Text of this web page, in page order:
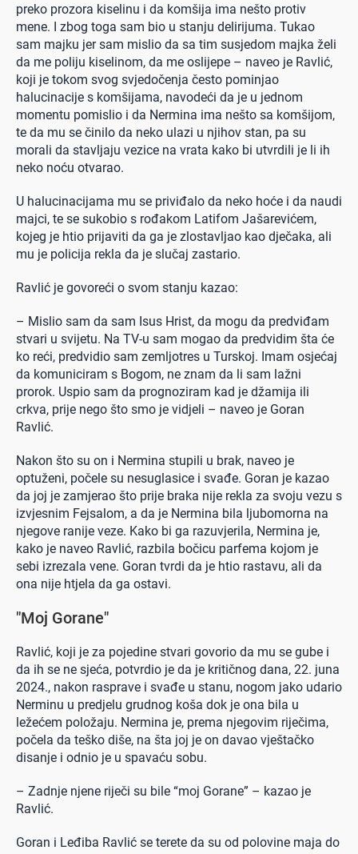
preko prozora kiselinu i da komšija ima nešto protiv
mene. I zbog toga sam bio u stanju delirijuma. Tukao
sam majku jer sam mislio da sa tim susjedom majka želi
da me poliju kiselinom, da me oslijepe – naveo je Ravlić,
koji je tokom svog svjedočenja često pominjao
halucinacije s komšijama, navodeći da je u jednom
momentu pomislio i da Nermina ima nešto sa komšijom,
te da mu se činilo da neko ulazi u njihov stan, pa su
morali da stavljaju vezice na vrata kako bi utvrdili je li ih
neko noću otvarao.
U halucinacijama mu se priviđalo da neko hoće i da naudi
majci, te se sukobio s rođakom Latifom Jašarevićem,
kojeg je htio prijaviti da ga je zlostavljao kao dječaka, ali
mu je policija rekla da je slučaj zastario.
Ravlić je govoreći o svom stanju kazao:
– Mislio sam da sam Isus Hrist, da mogu da predviđam
stvari u svijetu. Na TV-u sam mogao da predvidim šta će
ko reći, predvidio sam zemljotres u Turskoj. Imam osjećaj
da komuniciram s Bogom, ne znam da li sam lažni
prorok. Uspio sam da prognoziram kad je džamija ili
crkva, prije nego što smo je vidjeli – naveo je Goran
Ravlić.
Nakon što su on i Nermina stupili u brak, naveo je
optuženi, počele su nesuglasice i svađe. Goran je kazao
da joj je zamjerao što prije braka nije rekla za svoju vezu s
izvjesnim Fejsalom, a da je Nermina bila ljubomorna na
njegove ranije veze. Kako bi ga razuvjerila, Nermina je,
kako je naveo Ravlić, razbila bočicu parfema kojom je
sebi izrezala vene. Goran tvrdi da je htio rastavu, ali da
ona nije htjela da ga ostavi.
"Moj Gorane"
Ravlić, koji je za pojedine stvari govorio da mu se gube i
da ih se ne sjeća, potvrdio je da je kritičnog dana, 22. juna
2024., nakon rasprave i svađe u stanu, nogom jako udario
Nerminu u predjelu grudnog koša dok je ona bila u
ležećem položaju. Nermina je, prema njegovim riječima,
počela da teško diše, na šta joj je on davao vještačko
disanje i odnio je u spavaću sobu.
– Zadnje njene riječi su bile “moj Gorane” – kazao je
Ravlić.
Goran i Leđiba Ravlić se terete da su od polovine maja do